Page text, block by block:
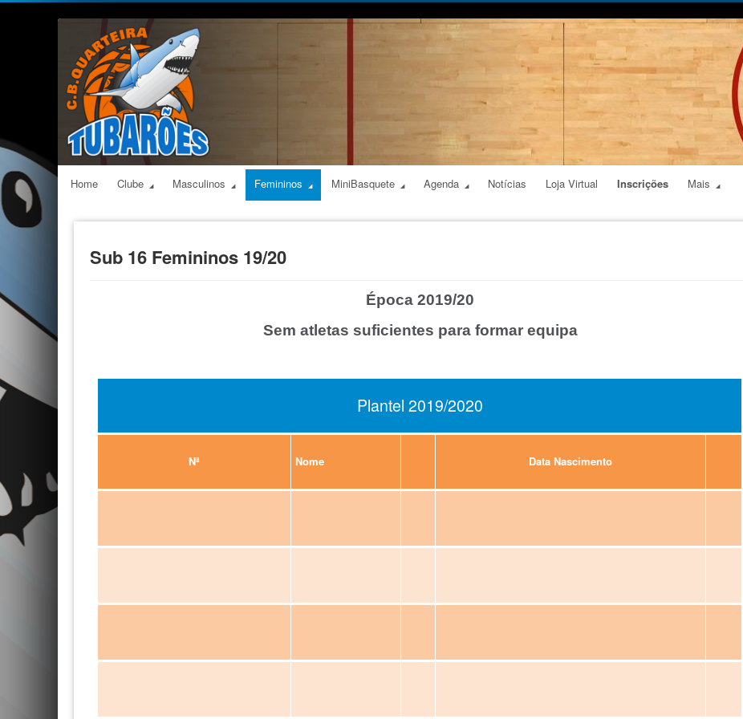
Home Clube Masculinos Femininos MiniBasquete Agenda Notícias Loja Virtual Inscrições Mais
Sub 16 Femininos 19/20
Época 2019/20
Sem atletas suficientes para formar equipa
Plantel 2019/2020
Nª Nome Data Nascimento